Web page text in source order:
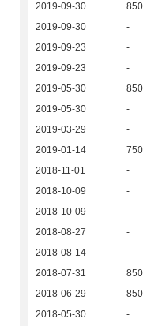
2019-09-30
850
2019-09-30
-
2019-09-23
-
2019-09-23
-
2019-05-30
850
2019-05-30
-
2019-03-29
-
2019-01-14
750
2018-11-01
-
2018-10-09
-
2018-10-09
-
2018-08-27
-
2018-08-14
-
2018-07-31
850
2018-06-29
850
2018-05-30
-